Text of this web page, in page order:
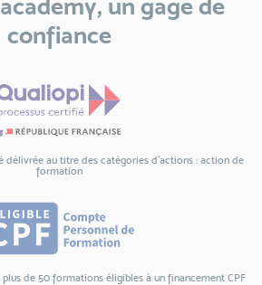
un gage de
confiance
délivrée au titre des catégories d'actions : action de
formation
de 50 formations éligibles à un financement CPF